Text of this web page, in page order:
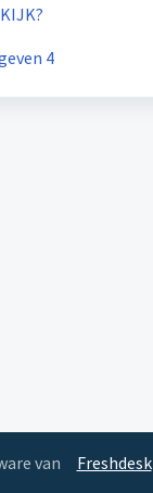
4
van Freshdesk